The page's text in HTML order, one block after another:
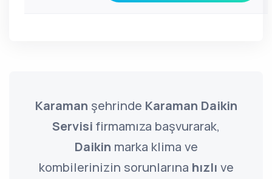
Karaman şehrinde Karaman Daikin
Servisi firmamıza başvurarak,
Daikin marka klima ve
kombilerinizin sorunlarına hızlı ve